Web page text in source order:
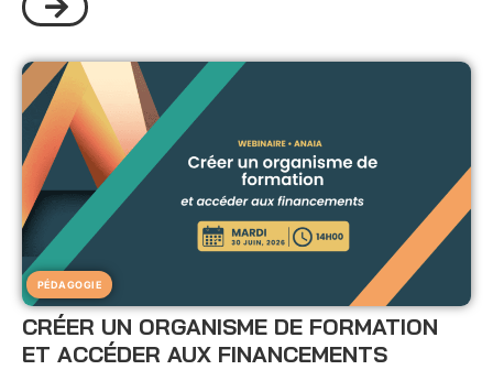
PÉDAGOGIE
CRÉER UN ORGANISME DE FORMATION
ET ACCÉDER AUX FINANCEMENTS